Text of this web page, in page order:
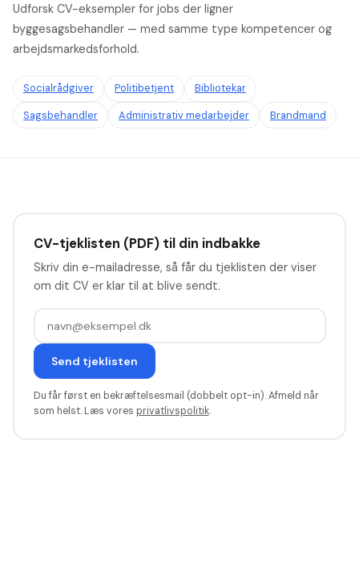
Udforsk CV-eksempler for jobs der ligner
byggesagsbehandler — med samme type kompetencer og
arbejdsmarkedsforhold.
Socialrådgiver Politibetjent
Bibliotekar
Sagsbehandler
Administrativ medarbejder Brandmand
CV-tjeklisten (PDF) til din indbakke
Skriv din e-mailadresse, så får du tjeklisten der viser
om dit CV er klar til at blive sendt.
Send tjeklisten
Du får først en bekræftelsesmail (dobbelt opt-in). Afmeld når
som helst. Læs vores privatlivspolitik.